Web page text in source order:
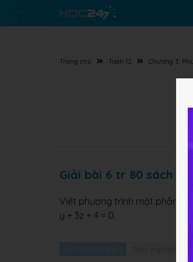
Trang chủ Toán 12 Chương 3:
Giải bài 6 tr 80 sách
Viết phương trình mặt phẳng
y + 3z + 4 = 0.